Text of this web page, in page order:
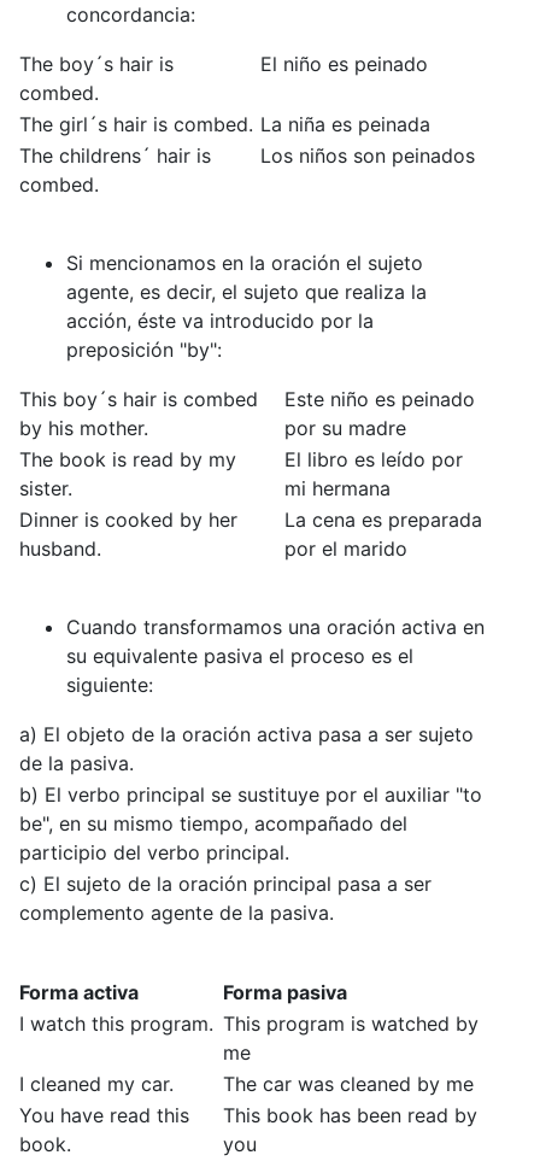
concordancia:
The boy´s hair is
combed.
El niño es peinado
The girl´s hair is combed. La niña es peinada
The childrens´ hair is
combed.
Los niños son peinados
Si mencionamos en la oración el sujeto
agente, es decir, el sujeto que realiza la
acción, éste va introducido por la
preposición "by":
This boy´s hair is combed
by his mother.
Este niño es peinado
por su madre
The book is read by my
sister.
El libro es leído por
mi hermana
Dinner is cooked by her
husband.
La cena es preparada
por el marido
Cuando transformamos una oración activa en
su equivalente pasiva el proceso es el
siguiente:
a) El objeto de la oración activa pasa a ser sujeto
de la pasiva.
b) El verbo principal se sustituye por el auxiliar "to
be", en su mismo tiempo, acompañado del
participio del verbo principal.
c) El sujeto de la oración principal pasa a ser
complemento agente de la pasiva.
Forma activa
Forma pasiva
I watch this program. This program is watched by
me
I cleaned my car.
The car was cleaned by me
You have read this
book.
This book has been read by
you